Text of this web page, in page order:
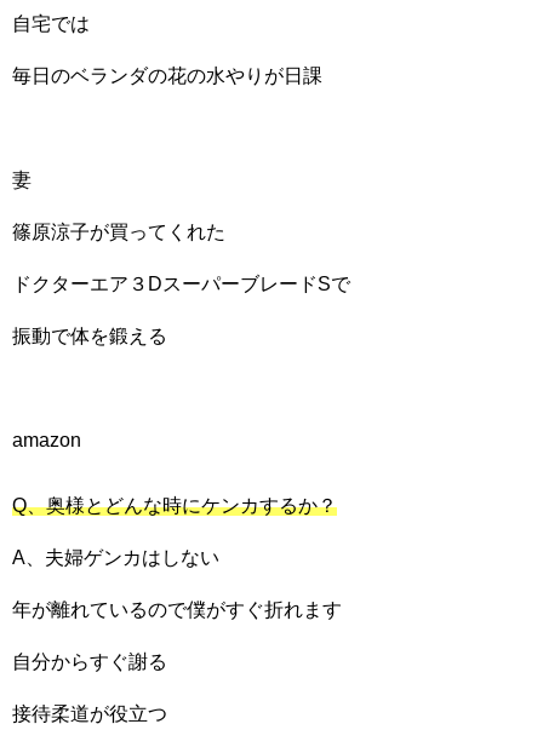
自宅では
毎日のベランダの花の水やりが日課
妻
篠原涼子が買ってくれた
ドクターエア３DスーパーブレードSで
振動で体を鍛える
amazon
Q、奥様とどんな時にケンカするか？
A、夫婦ゲンカはしない
年が離れているので僕がすぐ折れます
自分からすぐ謝る
接待柔道が役立つ